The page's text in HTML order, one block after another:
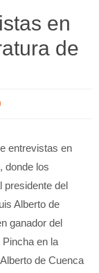
en
de
entrevistas en
donde los
presidente del
Alberto de
ganador del
en la
de Cuenca